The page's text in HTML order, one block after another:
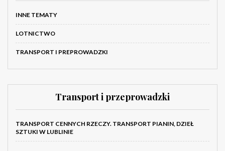
INNE TEMATY
LOTNICTWO
TRANSPORT I PREPROWADZKI
Transport i przeprowadzki
TRANSPORT CENNYCH RZECZY. TRANSPORT PIANIN, DZIEŁ
SZTUKI W LUBLINIE